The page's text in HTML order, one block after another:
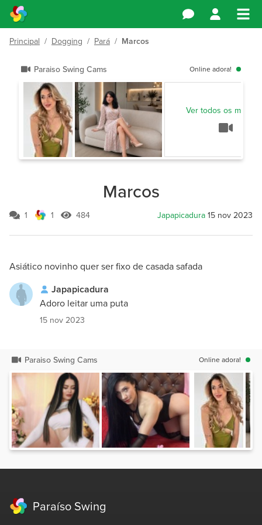
Principal / Dogging / Pará / Marcos
Paraiso Swing Cams Online adora!
Ver todos os
Marcos
1 1 484 Japapicadura 15 nov 2023
Japapicadura
Adoro leitar uma puta
15 nov 2023
Paraiso Swing Cams Online adora!
Paraíso Swing